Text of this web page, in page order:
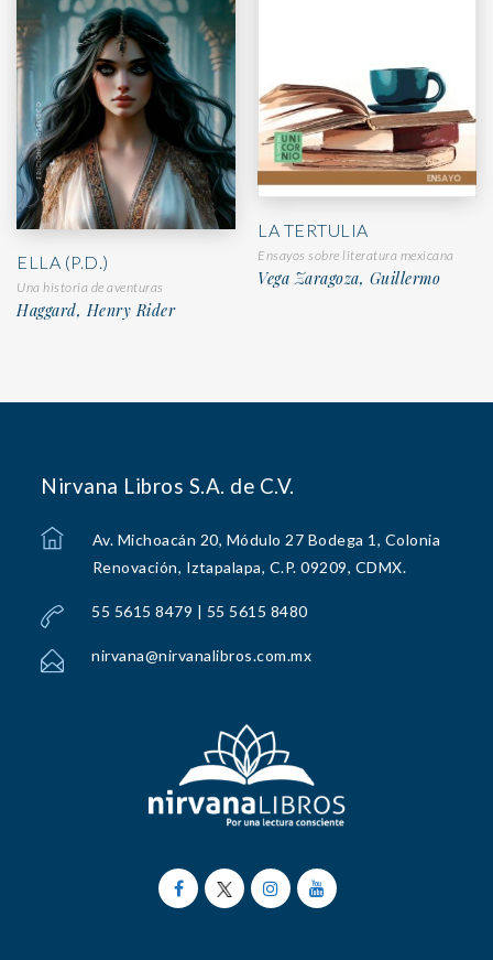
ELLA (P.D.)
Una historia de aventuras
Haggard, Henry Rider
LA TERTULIA
Ensayos sobre literatura mexicana
Vega Zaragoza, Guillermo
Nirvana Libros S.A. de C.V.
Av. Michoacán 20, Módulo 27 Bodega 1, Colonia
Renovación, Iztapalapa, C.P. 09209, CDMX.
55 5615 8479 | 55 5615 8480
nirvana@nirvanalibros.com.mx